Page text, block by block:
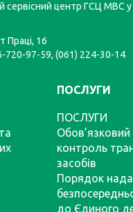
центр ГСЦ МВС у
Праці, 16
720-97-59, (061) 224-30-14
ПОСЛУГИ
ПОСЛУГИ
Обов’язковий
контроль
засобів
Порядок
до Єдиного